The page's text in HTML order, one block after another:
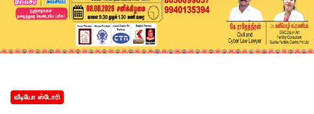
வீடியோ ஸ்டோரி